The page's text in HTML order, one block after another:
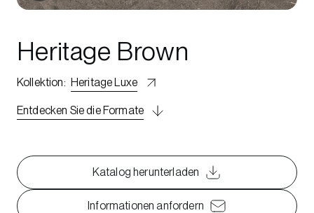
Heritage Brown
Kollektion: Heritage Luxe
Entdecken Sie die Formate
Katalog herunterladen
Informationen anfordern